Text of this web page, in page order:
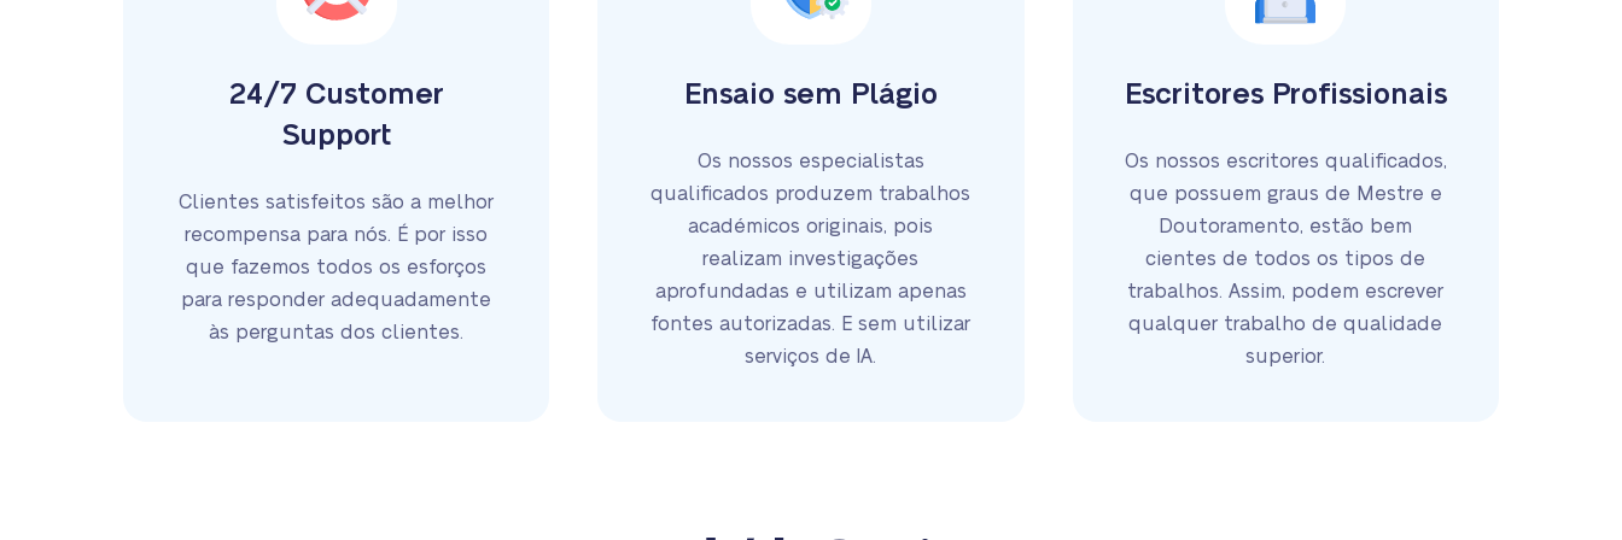
24/7 Customer
Support
Clientes satisfeitos são a melhor
recompensa para nós. É por isso
que fazemos todos os esforços
para responder adequadamente
às perguntas dos clientes.
Ensaio sem Plágio
Os nossos especialistas
qualificados produzem trabalhos
académicos originais, pois
realizam investigações
aprofundadas e utilizam apenas
fontes autorizadas. E sem utilizar
serviços de IA.
Escritores Profissionais
Os nossos escritores qualificados,
que possuem graus de Mestre e
Doutoramento, estão bem
cientes de todos os tipos de
trabalhos. Assim, podem escrever
qualquer trabalho de qualidade
superior.